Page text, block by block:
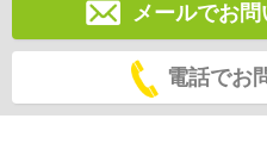
メールでお
電話でお